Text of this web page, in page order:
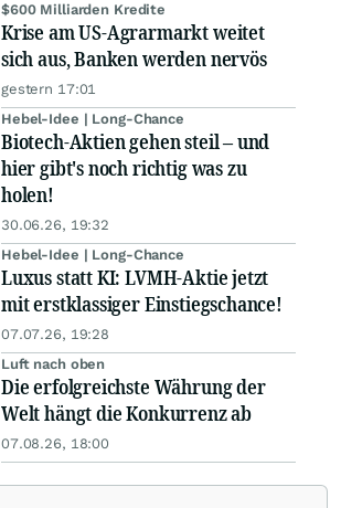
$600 Milliarden Kredite
Krise am US-Agrarmarkt weitet
sich aus, Banken werden nervös
gestern 17:01
Hebel-Idee | Long-Chance
Biotech-Aktien gehen steil – und
hier gibt's noch richtig was zu
holen!
30.06.26, 19:32
Hebel-Idee | Long-Chance
Luxus statt KI: LVMH-Aktie jetzt
mit erstklassiger Einstiegschance!
07.07.26, 19:28
Luft nach oben
Die erfolgreichste Währung der
Welt hängt die Konkurrenz ab
07.08.26, 18:00